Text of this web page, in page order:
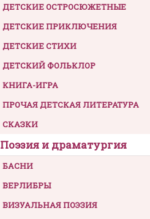
ДЕТСКИЕ ОСТРОСЮЖЕТНЫЕ
ДЕТСКИЕ ПРИКЛЮЧЕНИЯ
ДЕТСКИЕ СТИХИ
ДЕТСКИЙ ФОЛЬКЛОР
КНИГА-ИГРА
ПРОЧАЯ ДЕТСКАЯ ЛИТЕРАТУРА
СКАЗКИ
Поэзия и драматургия
БАСНИ
ВЕРЛИБРЫ
ВИЗУАЛЬНАЯ ПОЭЗИЯ